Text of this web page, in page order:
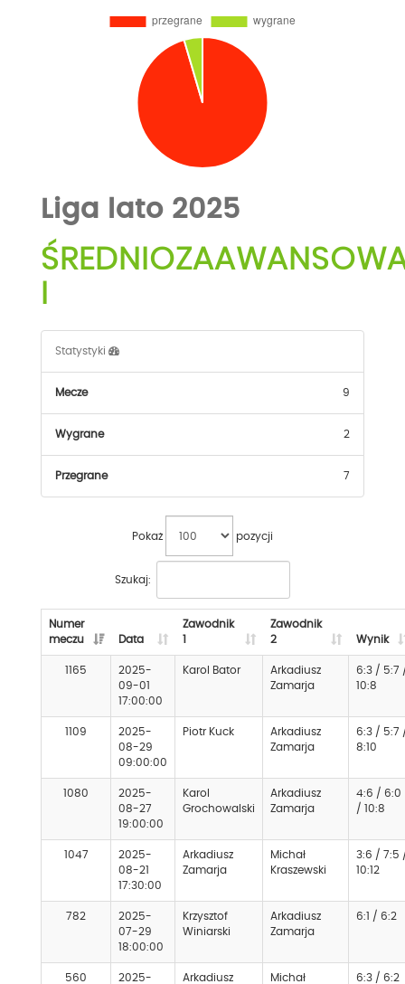
Liga lato 2025
Statystyki
Mecze 9
Wygrane 2
Przegrane 7
Pokaż pozycji
Szukaj:
Numer
meczu
Data
Zawodnik
1
Zawodnik
2
Wynik
1165
2025-
09-01
17:00:00
Karol Bator
Arkadiusz
Zamarja
6:3 / 5:7
10:8
1109
2025-
08-29
09:00:00
Piotr Kuck
Arkadiusz
Zamarja
6:3 / 5:7
8:10
1080
2025-
08-27
19:00:00
Karol
Grochowalski
Arkadiusz
Zamarja
4:6 / 6:0
/ 10:8
1047
2025-
08-21
17:30:00
Arkadiusz
Zamarja
Michał
Kraszewski
3:6 / 7:5
10:12
782
2025-
07-29
18:00:00
Krzysztof
Winiarski
Arkadiusz
Zamarja
6:1 / 6:2
560
2025-
Arkadiusz
Michał
6:3 / 6:2